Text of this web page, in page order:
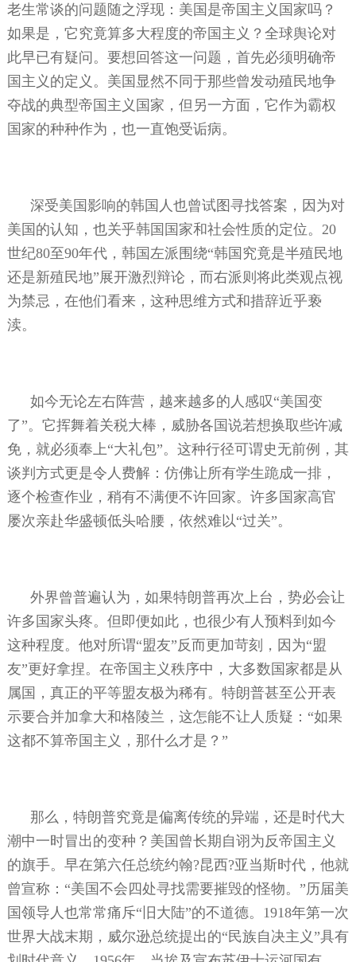
老生常谈的问题随之浮现：美国是帝国主义国家吗？
如果是，它究竟算多大程度的帝国主义？全球舆论对
此早已有疑问。要想回答这一问题，首先必须明确帝
国主义的定义。美国显然不同于那些曾发动殖民地争
夺战的典型帝国主义国家，但另一方面，它作为霸权
国家的种种作为，也一直饱受诟病。
深受美国影响的韩国人也曾试图寻找答案，因为对
美国的认知，也关乎韩国国家和社会性质的定位。 20
世纪80至90年代，韩国左派围绕“韩国究竟是半殖民地
还是新殖民地”展开激烈辩论，而右派则将此类观点视
为禁忌，在他们看来，这种思维方式和措辞近乎亵
渎。
如今无论左右阵营，越来越多的人感叹“美国变
了”。它挥舞着关税大棒，威胁各国说若想换取些许减
免，就必须奉上“大礼包”。这种行径可谓史无前例，其
谈判方式更是令人费解：仿佛让所有学生跪成一排，
逐个检查作业，稍有不满便不许回家。许多国家高官
屡次亲赴华盛顿低头哈腰，依然难以“过关”。
外界曾普遍认为，如果特朗普再次上台，势必会让
许多国家头疼。但即便如此，也很少有人预料到如今
这种程度。他对所谓“盟友”反而更加苛刻，因为“盟
友”更好拿捏。在帝国主义秩序中，大多数国家都是从
属国，真正的平等盟友极为稀有。特朗普甚至公开表
示要合并加拿大和格陵兰，这怎能不让人质疑：“如果
这都不算帝国主义，那什么才是？”
那么，特朗普究竟是偏离传统的异端，还是时代大
潮中一时冒出的变种？美国曾长期自诩为反帝国主义
的旗手。早在第六任总统约翰?昆西?亚当斯时代，他就
曾宣称：“美国不会四处寻找需要摧毁的怪物。”历届美
国领导人也常常痛斥“旧大陆”的不道德。
1918年第一次
世界大战末期，威尔逊总统提出的“民族自决主义”具有